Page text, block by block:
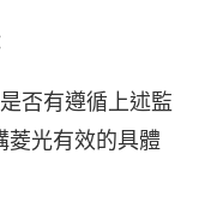
否有遵循上述監
菱光有效的具體